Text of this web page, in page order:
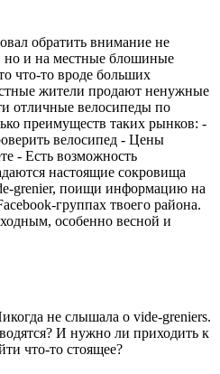
обратить внимание не
но и на местные блошиные
что-то вроде больших
жители продают ненужные
отличные велосипеды по
преимуществ таких рынков: -
велосипед - Цены
- Есть возможность
настоящие сокровища
grenier, поищи информацию на
группах твоего района.
особенно весной и
не слышала о vide-greniers.
И нужно ли приходить к
что-то стоящее?